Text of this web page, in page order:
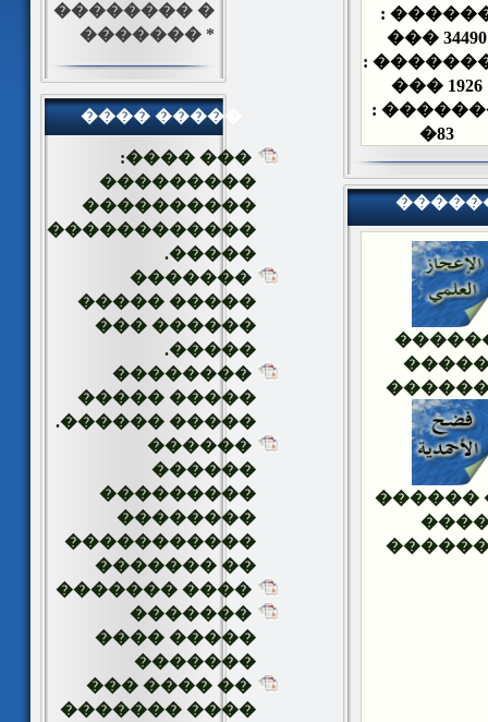
�������� �
������� *
���� �����
��� ����:
���������
����������
������������
�����.
�������
����� �����
������ ���
�����.
��������
����� �����
����� ������.
������
������
���������
��������
�����������
�� �������
���� �������
�������
����� ����
�������
�� ���� ���
���� �������
������
34490
���
1926
���
83
�
���